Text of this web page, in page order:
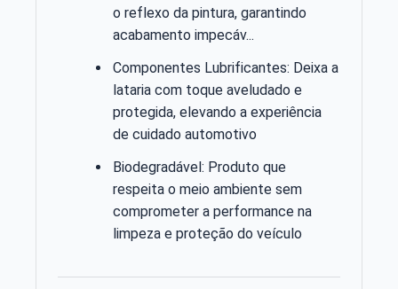
o reflexo da pintura, garantindo
acabamento impecáv...
Componentes Lubrificantes: Deixa a
lataria com toque aveludado e
protegida, elevando a experiência
de cuidado automotivo
Biodegradável: Produto que
respeita o meio ambiente sem
comprometer a performance na
limpeza e proteção do veículo